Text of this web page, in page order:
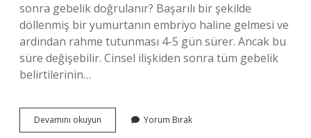
sonra gebelik doğrulanır? Başarılı bir şekilde
döllenmiş bir yumurtanın embriyo haline gelmesi ve
ardından rahme tutunması 4-5 gün sürer. Ancak bu
süre değişebilir. Cinsel ilişkiden sonra tüm gebelik
belirtilerinin…
Devamını okuyun Ilişkiden
3
Yorum Bırak